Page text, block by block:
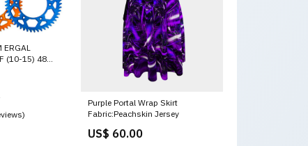
ERGAL
(10-15) 48
Purple Portal Wrap Skirt
Fabric:Peachskin Jersey
US$ 60.00